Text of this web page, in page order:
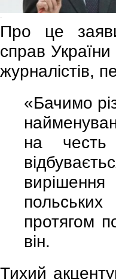
-
Про це
справ України
журналістів,
«Бачимо
на
протягом
він.
Тихий